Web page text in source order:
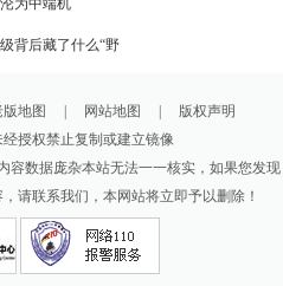
为中端机
背后藏了什么“野
版地图 网站地图
版权声明
授权禁止复制或建立镜像
容数据庞杂本站无法一一核实，如果您发现
请联系我们，本网站将立即予以删除！